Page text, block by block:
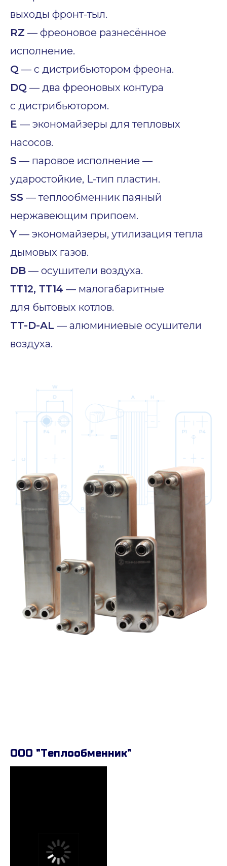
выходы фронт-тыл.
RZ — фреоновое разнесённое
исполнение.
Q — с дистрибьютором фреона.
DQ — два фреоновых контура
с дистрибьютором.
E — экономайзеры для тепловых
насосов.
S — паровое исполнение —
ударостойкие, L-тип пластин.
SS — теплообменник паяный
нержавеющим припоем.
Y — экономайзеры, утилизация тепла
дымовых газов.
DB — осушители воздуха.
ТТ12, ТТ14 — малогабаритные
для бытовых котлов.
TT-D-AL — алюминиевые осушители
воздуха.
ООО "Теплообменник"